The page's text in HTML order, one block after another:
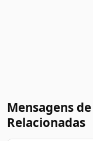
Mensagens
Relacionadas